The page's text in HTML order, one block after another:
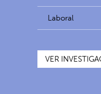
Laboral
VER